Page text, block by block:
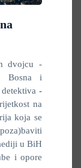
dvojcu -
Bosna i
-
na
koja se
u BiH
i opore